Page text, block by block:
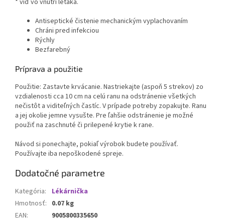
* viď vo vnútri letáka.
Antiseptické čistenie mechanickým vyplachovaním
Chráni pred infekciou
Rýchly
Bezfarebný
Príprava a použitie
Použitie: Zastavte krvácanie. Nastriekajte (aspoň 5 strekov) zo
vzdialenosti cca 10 cm na celú ranu na odstránenie všetkých
nečistôt a viditeľných častíc. V prípade potreby zopakujte. Ranu
a jej okolie jemne vysušte. Pre ľahšie odstránenie je možné
použiť na zaschnuté či prilepené krytie k rane.
Návod si ponechajte, pokiaľ výrobok budete používať.
Používajte iba nepoškodené spreje.
Dodatočné parametre
Kategória:
Lékárnička
Hmotnosť: 0.07 kg
EAN: 9005800335650